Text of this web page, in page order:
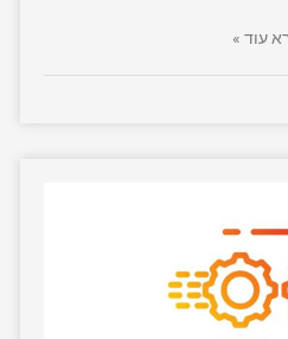
עוד »